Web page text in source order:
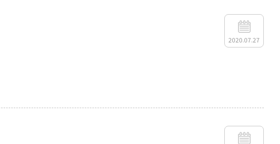
2020.07.27